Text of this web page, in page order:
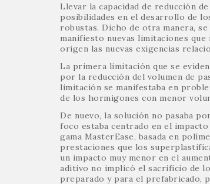
Llevar la capacidad de reducción
posibilidades en el desarrollo de
robustas. Dicho de otra manera,
manifiesto nuevas limitaciones
origen las nuevas exigencias
La primera limitación que se
por la reducción del volumen de
limitación se manifestaba en
de los hormigones con menor
De nuevo, la solución no pasaba
foco estaba centrado en el
gama MasterEase, basada en
prestaciones que los
un impacto muy menor en el
aditivo no implicó el sacrificio de
preparado y para el prefabricado,